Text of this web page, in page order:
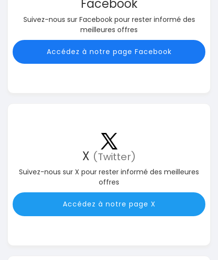
Facebook
Suivez-nous sur Facebook pour rester informé des
meilleures offres
Accédez à notre page Facebook
X (Twitter)
Suivez-nous sur X pour rester informé des meilleures
offres
Accédez à notre page X